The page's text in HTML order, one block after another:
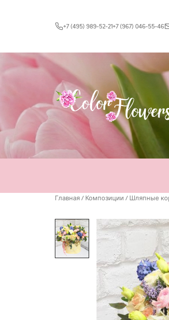
+7 (495) 989-52-21+7 (967) 046-55-46
Главная/ Композиции / Шляпные